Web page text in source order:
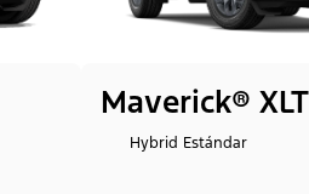
Maverick® XLT
Hybrid Estándar